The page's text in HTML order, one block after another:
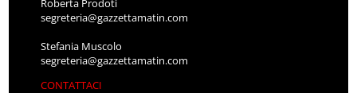
Roberta Prodoti
segreteria@gazzettamatin.com
Stefania Muscolo
segreteria@gazzettamatin.com
CONTATTACI